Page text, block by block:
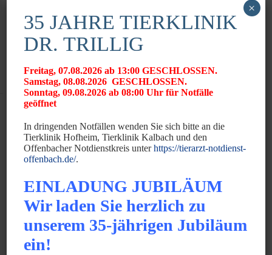
Dr. Sonja Liewald (geb.
Schultze)
Fachtierärztin für Klein- und Heimtiere
Spezielle Arbeitsgebiete:
Allgemeinmedizin , Intensivmedizin
seit 2008 Tierärztin der Tierklinik Dr. Trillig
35 JAHRE TIERKLINIK
DR. TRILLIG
Freitag, 07.08.2026 ab 13:00 GESCHLOSSEN.
Samstag, 08.08.2026 GESCHLOSSEN.
Sonntag, 09.08.2026 ab 08:00 Uhr für Notfälle
geöffnet
In dringenden Notfällen wenden Sie sich bitte an die
Tierklinik Hofheim, Tierklinik Kalbach und den
Offenbacher Notdienstkreis unterhttps://tierarzt-notdienst-
offenbach.de/.
EINLADUNG JUBILÄUM
Wir laden Sie herzlich zu
unserem 35-jährigen Jubiläum
ein!
×